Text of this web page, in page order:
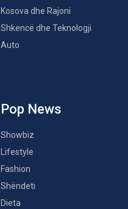
Kosova dhe Rajoni
Shkencë dhe Teknologji
Auto
Pop News
Showbiz
Lifestyle
Fashion
Shëndeti
Dieta